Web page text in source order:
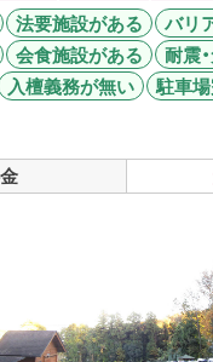
法要施設がある
バリ
会食施設がある
耐震
入檀義務が無い
駐車